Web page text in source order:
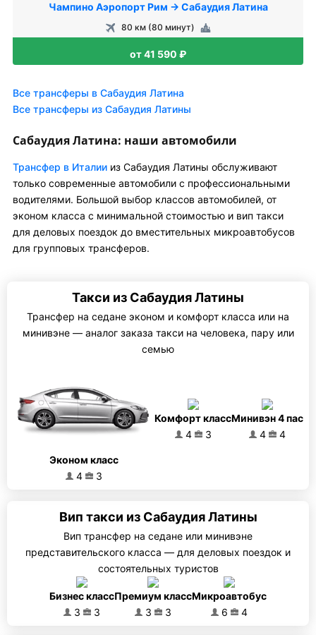
Чампино Аэропорт Рим → Сабаудия Латина
80 км (80 минут)
от 41 590 ₽
Все трансферы в Сабаудия Латина
Все трансферы из Сабаудия Латины
Сабаудия Латина: наши автомобили
Трансфер в Италии из Сабаудия Латины обслуживают
только современные автомобили с профессиональными
водителями. Большой выбор классов автомобилей, от
эконом класса с минимальной стоимостью и вип такси
для деловых поездок до вместительных микроавтобусов
для групповых трансферов.
Такси из Сабаудия Латины
Трансфер на седане эконом и комфорт класса или на
минивэне — аналог заказа такси на человека, пару или
семью
Эконом класс
4
3
Комфорт класс
4
3
Минивэн 4 пас
4
4
Вип такси из Сабаудия Латины
Вип трансфер на седане или минивэне
представительского класса — для деловых поездок и
состоятельных туристов
Бизнес класс
3
3
Премиум класс
3
3
Микроавтобус
6
4